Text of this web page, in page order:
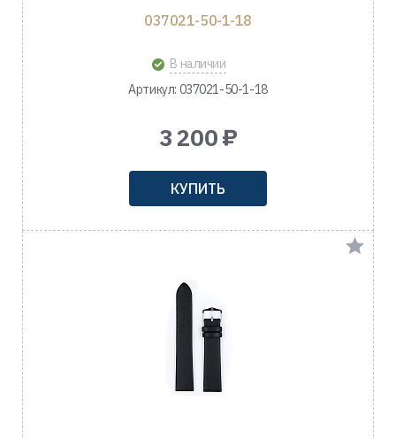
037021-50-1-18
В наличии
Артикул: 037021-50-1-18
3 200 ₽
КУПИТЬ